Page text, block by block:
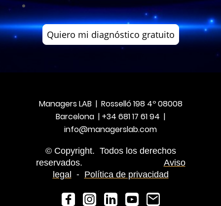
Quiero mi diagnóstico gratuito
Managers LAB | Rosselló 198 4º 08008
Barcelona | +34 681 17 61 94 |
info@managerslab.com
© Copyright. Todos los derechos
reservados.
Aviso
legal
- Política de privacidad